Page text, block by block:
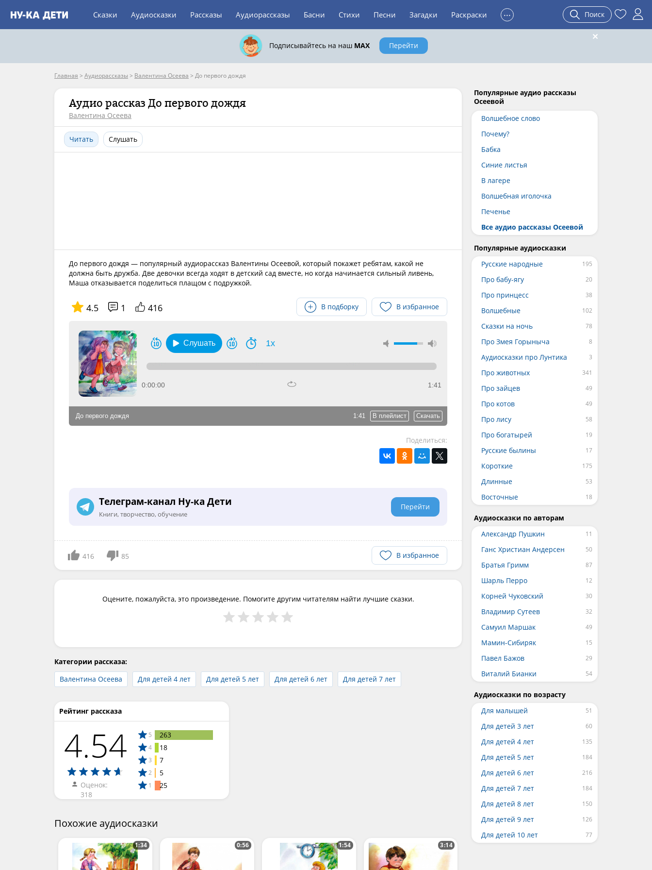
Сказки Аудиосказки Рассказы Аудиорассказы Басни Стихи Песни Загадки Раскраски ... Поиск
Подписывайтесь на наш MAX Перейти
Главная > Аудиорассказы > Валентина Осеева > До первого дождя
Аудио рассказ До первого дождя
Валентина Осеева
Читать Слушать
До первого дождя — популярный аудиорассказ Валентины Осеевой, который покажет ребятам, какой не
должна быть дружба. Две девочки всегда ходят в детский сад вместе, но когда начинается сильный ливень,
Маша отказывается поделиться плащом с подружкой.
4.5 1 416 В подборку В избранное
Слушать 1x
0:00:00 1:41
1:41 В плейлист Скачать
До первого дождя
Поделиться:
Телеграм-канал Ну-ка Дети
Книги, творчество, обучение
Перейти
416 85 В избранное
Оцените, пожалуйста, это произведение. Помогите другим читателям найти лучшие сказки.
Категории рассказа:
Валентина Осеева
Для детей 4 лет Для детей 5 лет Для детей 6 лет Для детей 7 лет
Рейтинг рассказа
4.54
Оценок:
318
5 263
4 18
3 7
2 5
1 25
Похожие аудиосказки
1:34 0:56 1:54 3:14
Популярные аудио рассказы
Осеевой
Волшебное слово
Почему?
Бабка
Синие листья
В лагере
Волшебная иголочка
Печенье
Все аудио рассказы Осеевой
Популярные аудиосказки
Русские народные
Про бабу-ягу
Про принцесс
Волшебные
Сказки на ночь
Про Змея Горыныча
Аудиосказки про Лунтика
Про животных
Про зайцев
Про котов
Про лису
Про богатырей
Русские былины
Короткие
Длинные
Восточные
Аудиосказки по авторам
Александр Пушкин
Ганс Христиан Андерсен
Братья Гримм
Шарль Перро
Корней Чуковский
Владимир Сутеев
Самуил Маршак
Мамин-Сибиряк
Павел Бажов
Виталий Бианки
Аудиосказки по возрасту
Для малышей
Для детей 3 лет
Для детей 4 лет
Для детей 5 лет
Для детей 6 лет
Для детей 7 лет
Для детей 8 лет
Для детей 9 лет
Для детей 10 лет